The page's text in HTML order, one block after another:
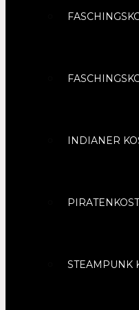
INDIANER
STEAMPUNK